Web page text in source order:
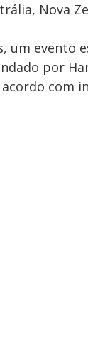
Nova
um evento
por
com